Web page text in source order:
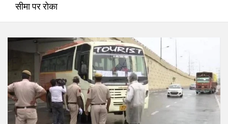
सीमा पर रोका